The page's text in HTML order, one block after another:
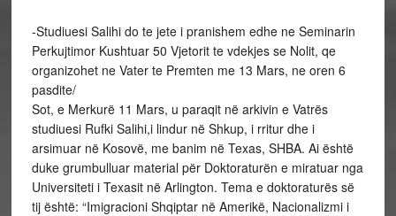
-Studiuesi Salihi do te jete i pranishem edhe ne Seminarin
Perkujtimor Kushtuar 50 Vjetorit te vdekjes se Nolit, qe
organizohet ne Vater te Premten me 13 Mars, ne oren 6
pasdite/
Sot, e Merkurë 11 Mars, u paraqit në arkivin e Vatrës
studiuesi Rufki Salihi,i lindur në Shkup, i rritur dhe i
arsimuar në Kosovë, me banim në Texas, SHBA. Ai është
duke grumbulluar material për Doktoraturën e miratuar nga
Universiteti i Texasit në Arlington. Tema e doktoraturës së
tij është: “Imigracioni Shqiptar në Amerikë, Nacionalizmi i